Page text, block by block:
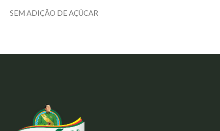
SEM ADIÇÃO DE AÇÚCAR